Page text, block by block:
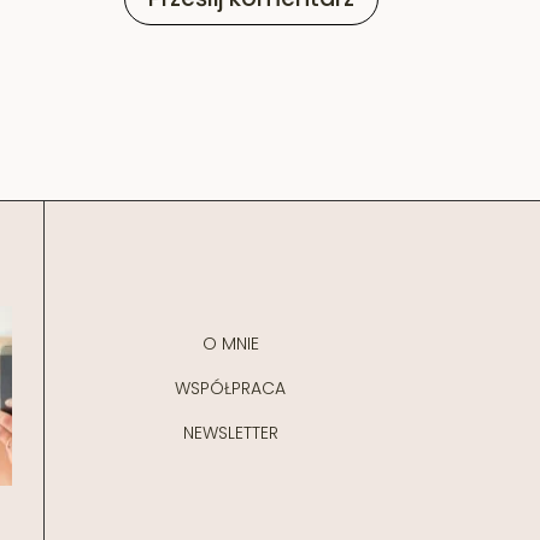
O MNIE
WSPÓŁPRACA
NEWSLETTER